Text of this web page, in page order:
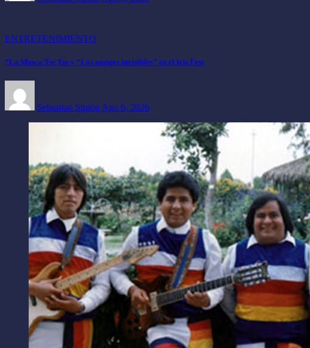
ENTRETENIMIENTO
“La Mosca Tse Tse y “Los amigos invisibles” en el Iris Fest
Sebastian Sipión Ago 6, 2026